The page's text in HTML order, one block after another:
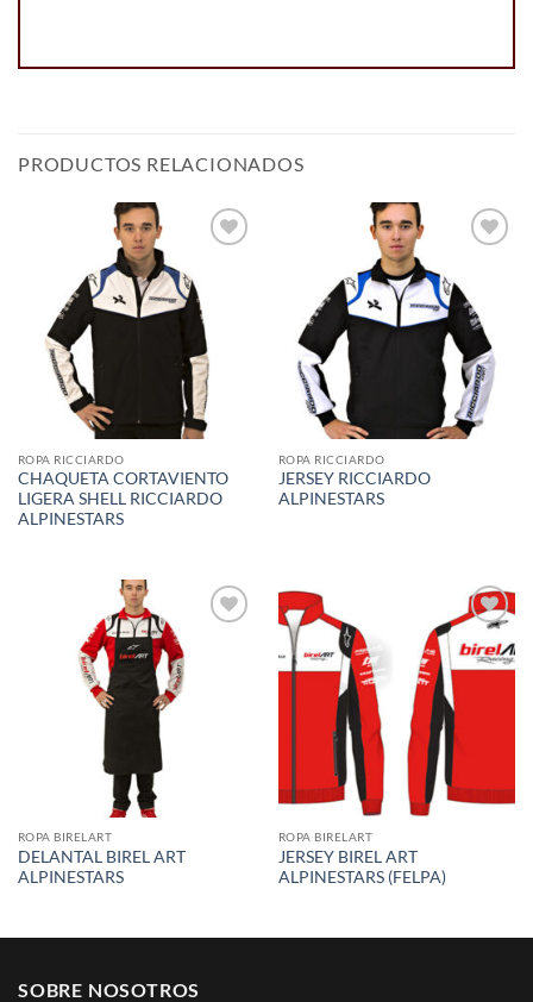
PRODUCTOS RELACIONADOS
ROPA RICCIARDO
CHAQUETA CORTAVIENTO
LIGERA SHELL RICCIARDO
ALPINESTARS
ROPA RICCIARDO
JERSEY RICCIARDO
ALPINESTARS
ROPA BIRELART
DELANTAL BIREL ART
ALPINESTARS
Add to
wishlist
ROPA BIRELART
JERSEY BIREL ART
ALPINESTARS (FELPA)
SOBRE NOSOTROS